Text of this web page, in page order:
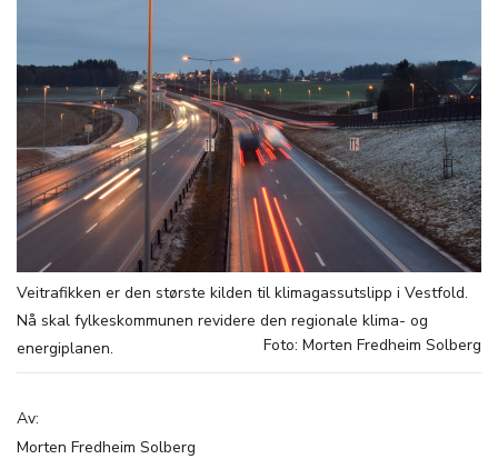
Veitrafikken er den største kilden til klimagassutslipp i Vestfold.
Nå skal fylkeskommunen revidere den regionale klima- og
energiplanen.
Foto: Morten Fredheim Solberg
Av:
Morten Fredheim Solberg